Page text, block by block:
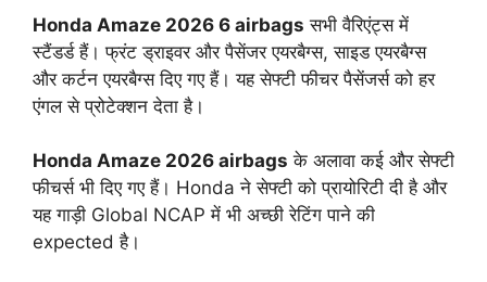
Honda Amaze 2026 6 airbags सभी वैरिएंट्स में
स्टैंडर्ड हैं। फ्रंट ड्राइवर और पैसेंजर एयरबैग्स, साइड एयरबैग्स
और कर्टन एयरबैग्स दिए गए हैं। यह सेफ्टी फीचर पैसेंजर्स को हर
एंगल से प्रोटेक्शन देता है।
Honda Amaze 2026 airbags के अलावा कई और सेफ्टी
फीचर्स भी दिए गए हैं। Honda ने सेफ्टी को प्रायोरिटी दी है और
यह गाड़ी Global NCAP में भी अच्छी रेटिंग पाने की
expected है।